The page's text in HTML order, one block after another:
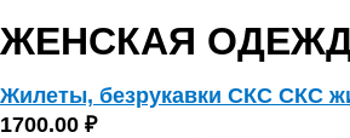
ЖЕНСКАЯ
Жилеты, безрукавки СКС СКС
1700.00 ₽